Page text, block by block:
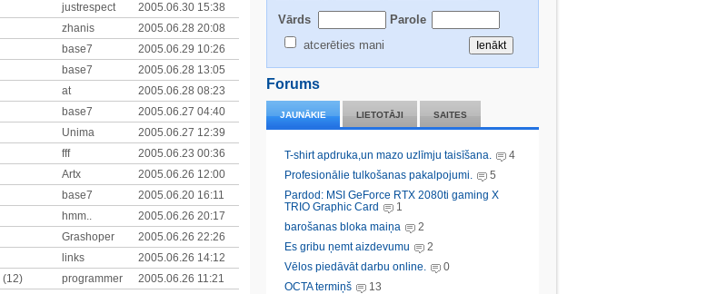
Vārds
Parole
atcerēties mani
Forums
JAUNĀKIE LIETOTĀJI SAITES
T-shirt apdruka,un mazo uzlīmju taisīšana.
4
Profesionālie tulkošanas pakalpojumi.
5
Pardod: MSI GeForce RTX 2080ti gaming X
TRIO Graphic Card
1
barošanas bloka maiņa
2
Es gribu ņemt aizdevumu
2
Vēlos piedāvāt darbu online.
0
OCTA termiņš
13
justrespect
2005.06.30 15:38
zhanis
2005.06.28 20:08
base7
2005.06.29 10:26
base7
2005.06.28 13:05
at
2005.06.28 08:23
base7
2005.06.27 04:40
Unima
2005.06.27 12:39
fff
2005.06.23 00:36
Artx
2005.06.26 12:00
base7
2005.06.20 16:11
hmm..
2005.06.26 20:17
Grashoper
2005.06.26 22:26
links
2005.06.26 14:12
(12) programmer 2005.06.26 11:21